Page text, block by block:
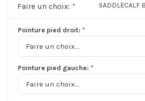
Faire un choix: * SADDLECALF
Pointure pied droit: *
Faire un choix...
Pointure pied gauche: *
Faire un choix...